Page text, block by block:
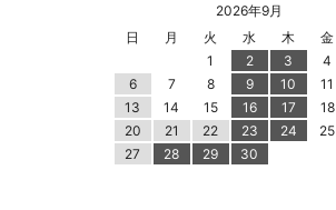
2026年9月
日
月 火 水 木 金
1
2 3 4
6
7 8 9 10 11
13
14 15 16 17 18
20
21 22 23 24 25
27
28 29 30